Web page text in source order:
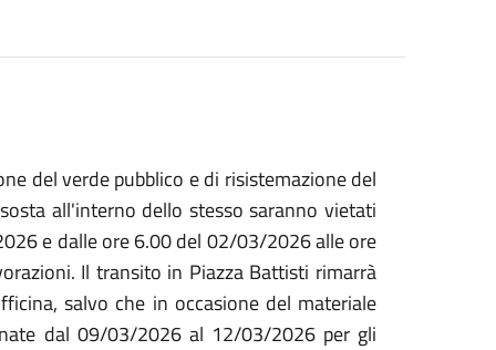
del verde pubblico e di risistemazione del
all'interno dello stesso saranno vietati
e dalle ore 6.00 del 02/03/2026 alle ore
Il transito in Piazza Battisti rimarrà
salvo che in occasione del materiale
dal 09/03/2026 al 12/03/2026 per gli